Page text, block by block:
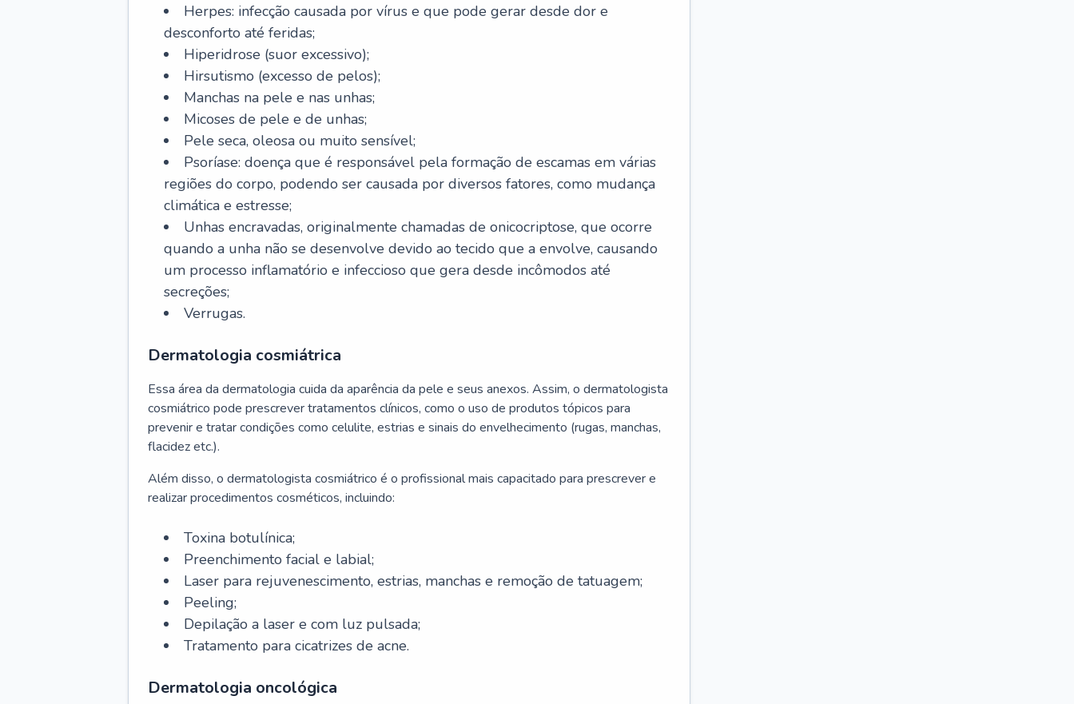
Herpes: infecção causada por vírus e que pode gerar desde dor e
desconforto até feridas;
Hiperidrose (suor excessivo);
Hirsutismo (excesso de pelos);
Manchas na pele e nas unhas;
Micoses de pele e de unhas;
Pele seca, oleosa ou muito sensível;
Psoríase: doença que é responsável pela formação de escamas em várias
regiões do corpo, podendo ser causada por diversos fatores, como mudança
climática e estresse;
Unhas encravadas, originalmente chamadas de onicocriptose, que ocorre
quando a unha não se desenvolve devido ao tecido que a envolve, causando
um processo inflamatório e infeccioso que gera desde incômodos até
secreções;
Verrugas.
Dermatologia cosmiátrica
Essa área da dermatologia cuida da aparência da pele e seus anexos. Assim, o dermatologista
cosmiátrico pode prescrever tratamentos clínicos, como o uso de produtos tópicos para
prevenir e tratar condições como celulite, estrias e sinais do envelhecimento (rugas, manchas,
flacidez etc.).
Além disso, o dermatologista cosmiátrico é o profissional mais capacitado para prescrever e
realizar procedimentos cosméticos, incluindo:
Toxina botulínica;
Preenchimento facial e labial;
Laser para rejuvenescimento, estrias, manchas e remoção de tatuagem;
Peeling;
Depilação a laser e com luz pulsada;
Tratamento para cicatrizes de acne.
Dermatologia oncológica